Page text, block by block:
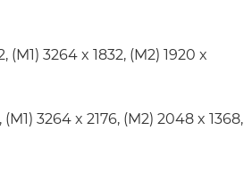
(M1) 3264 x 1832, (M2) 1920 x
3264 x 2176, (M2) 2048 x 1368,